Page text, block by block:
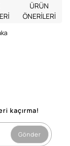
ÜRÜN
ÖNERILERI
kaçırma!
Gönder